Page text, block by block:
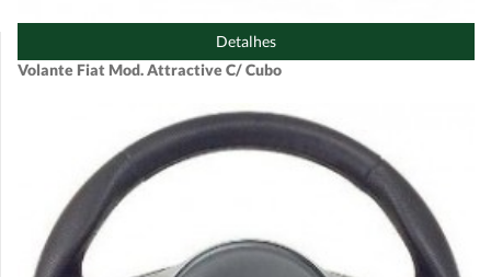
Detalhes
Volante Fiat Mod. Attractive C/ Cubo